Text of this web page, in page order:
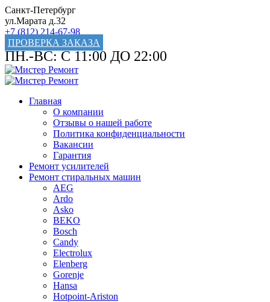
Санкт-Петербург
ул.Марата д.32
+7 (812) 214-67-98
ПРОВЕРКА ЗАКАЗА
ПН.-ВС: С 11:00 ДО 22:00
Главная
О компании
Отзывы о нашей работе
Политика конфиденциальности
Вакансии
Гарантия
Ремонт усилителей
Ремонт стиральных машин
AEG
Ardo
Asko
BEKO
Bosch
Candy
Electrolux
Elenberg
Gorenje
Hansa
Hotpoint-Ariston